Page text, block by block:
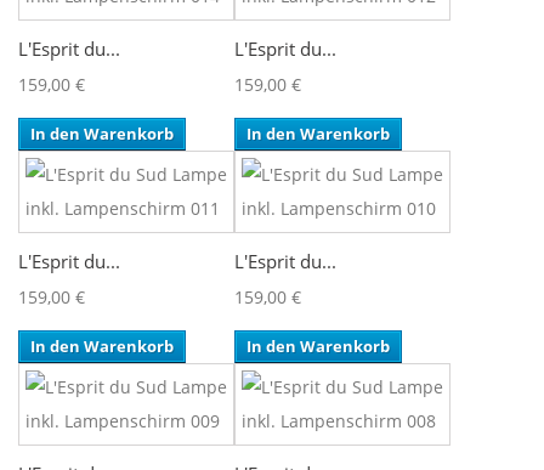
L'Esprit du...
159,00 €
In den Warenkorb
L'Esprit du...
159,00 €
In den Warenkorb
L'Esprit du...
159,00 €
In den Warenkorb
L'Esprit du...
159,00 €
In den Warenkorb